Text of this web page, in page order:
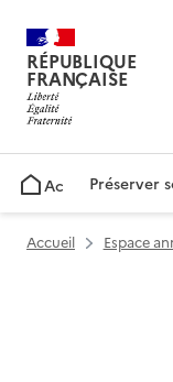
RÉPUBLIQUE
FRANÇAISE
AccueilPréserver
Accueil Espace